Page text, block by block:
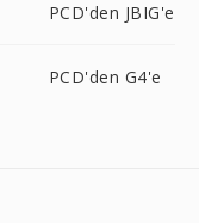
PCD'den JBIG'e
PCD'den G4'e